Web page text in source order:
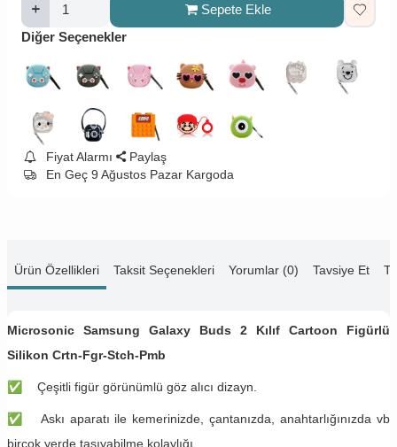
Sepete Ekle
Diğer Seçenekler
Fiyat Alarmı
Paylaş
En Geç 9 Ağustos Pazar Kargoda
Ürün Özellikleri Taksit Seçenekleri Yorumlar (0) Tavsiye Et
Microsonic Samsung Galaxy Buds 2 Kılıf Cartoon Figürlü
Silikon Crtn-Fgr-Stch-Pmb
✅ Çeşitli figür görünümlü göz alıcı dizayn.
✅ Askı aparatı ile kemerinizde, çantanızda, anahtarlığınızda vb
birçok yerde taşıyabilme kolaylığı.